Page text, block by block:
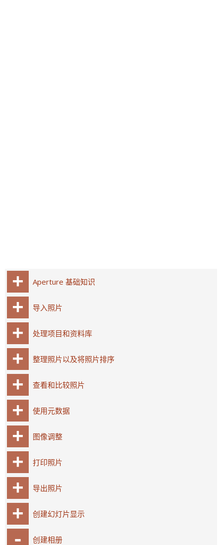
Aperture 基础知识
导入照片
处理项目和资料库
整理照片以及将照片排序
查看和比较照片
使用元数据
图像调整
打印照片
导出照片
创建幻灯片显示
创建相册